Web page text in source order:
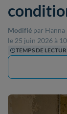
Modifié par
le 25 juin 2026 à
TEMPS DE